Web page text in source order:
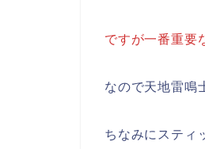
ですが一番重要
なので天地雷鳴
ちなみにスティ